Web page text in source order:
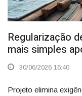
Regularização
mais simples
30/06/2026 16:40
Projeto elimina